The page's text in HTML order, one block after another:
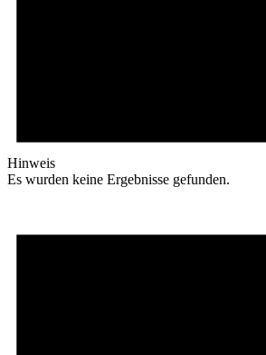
Hinweis
Es wurden keine Ergebnisse gefunden.